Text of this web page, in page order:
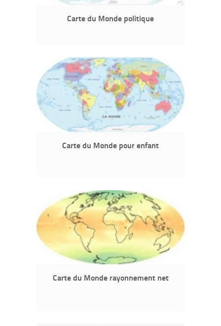
Carte du Monde politique
Carte du Monde pour enfant
Carte du Monde rayonnement net